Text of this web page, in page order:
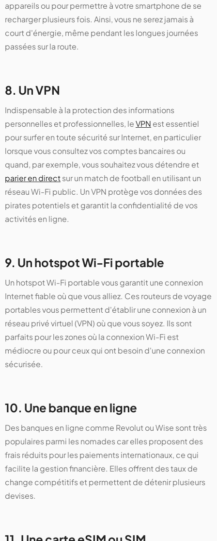
appareils ou pour permettre à votre smartphone de se
recharger plusieurs fois. Ainsi, vous ne serez jamais à
court d'énergie, même pendant les longues journées
passées sur la route.
8. Un VPN
Indispensable à la protection des informations
personnelles et professionnelles, leVPN est essentiel
pour surfer en toute sécurité sur Internet, en particulier
lorsque vous consultez vos comptes bancaires ou
quand, par exemple, vous souhaitez vous détendre et
parier en directsur un match de football en utilisant un
réseau Wi-Fi public. Un VPN protège vos données des
pirates potentiels et garantit la confidentialité de vos
activités en ligne.
9. Un hotspot Wi-Fi portable
Un hotspot Wi-Fi portable vous garantit une connexion
Internet fiable où que vous alliez. Ces routeurs de voyage
portables vous permettent d'établir une connexion à un
réseau privé virtuel (VPN) où que vous soyez. Ils sont
parfaits pour les zones où la connexion Wi-Fi est
médiocre ou pour ceux qui ont besoin d'une connexion
sécurisée.
10. Une banque en ligne
Des banques en ligne comme Revolut ou Wise sont très
populaires parmi les nomades car elles proposent des
frais réduits pour les paiements internationaux, ce qui
facilite la gestion financière. Elles offrent des taux de
change compétitifs et permettent de détenir plusieurs
devises.